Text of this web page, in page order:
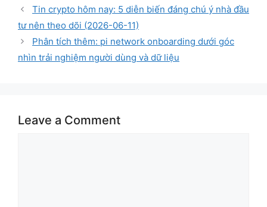
Tin crypto hôm nay: 5 diễn biến đáng chú ý nhà đầu
tư nên theo dõi (2026-06-11)
Phân tích thêm: pi network onboarding dưới góc
nhìn trải nghiệm người dùng và dữ liệu
Leave a Comment